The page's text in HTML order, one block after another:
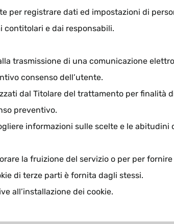
per registrare dati ed impostazioni di
contitolari e dai responsabili.
trasmissione di una comunicazione
consenso dell’utente.
dal Titolare del trattamento per finalità
preventivo.
informazioni sulle scelte e le abitudini
la fruizione del servizio o per per
di terze parti è fornita dagli stessi.
all’installazione dei cookie.